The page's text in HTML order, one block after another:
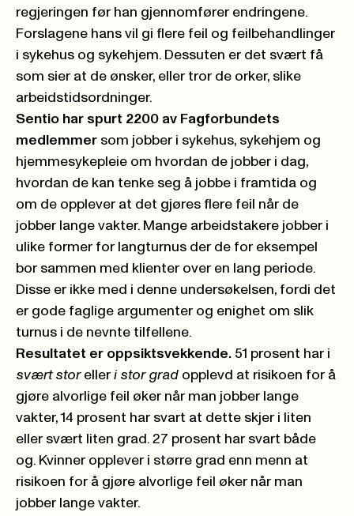
regjeringen før han gjennomfører endringene.
Forslagene hans vil gi flere feil og feilbehandlinger
i sykehus og sykehjem. Dessuten er det svært få
som sier at de ønsker, eller tror de orker, slike
arbeidstidsordninger.
Sentio har spurt 2200 av Fagforbundets
medlemmer som jobber i sykehus, sykehjem og
hjemmesykepleie om hvordan de jobber i dag,
hvordan de kan tenke seg å jobbe i framtida og
om de opplever at det gjøres flere feil når de
jobber lange vakter. Mange arbeidstakere jobber i
ulike former for langturnus der de for eksempel
bor sammen med klienter over en lang periode.
Disse er ikke med i denne undersøkelsen, fordi det
er gode faglige argumenter og enighet om slik
turnus i de nevnte tilfellene.
Resultatet er oppsiktsvekkende. 51 prosent har i
svært stor elleri stor grad opplevd at risikoen for å
gjøre alvorlige feil øker når man jobber lange
vakter, 14 prosent har svart at dette skjer i liten
eller svært liten grad. 27 prosent har svart både
og. Kvinner opplever i større grad enn menn at
risikoen for å gjøre alvorlige feil øker når man
jobber lange vakter.